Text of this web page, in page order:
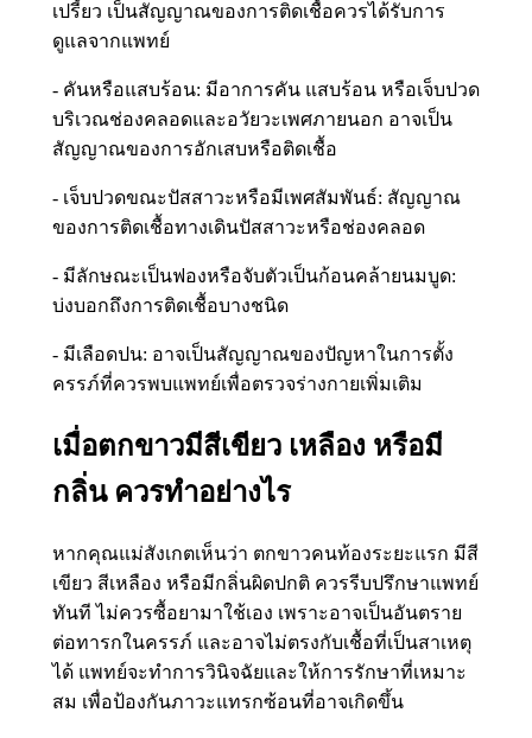
เปรี้ยว เป็นสัญญาณของการติดเชื้อควรได้รับการ
ดูแลจากแพทย์
- คันหรือแสบร้อน: มีอาการคัน แสบร้อน หรือเจ็บปวด
บริเวณช่องคลอดและอวัยวะเพศภายนอก อาจเป็น
สัญญาณของการอักเสบหรือติดเชื้อ
- เจ็บปวดขณะปัสสาวะหรือมีเพศสัมพันธ์: สัญญาณ
ของการติดเชื้อทางเดินปัสสาวะหรือช่องคลอด
- มีลักษณะเป็นฟองหรือจับตัวเป็นก้อนคล้ายนมบูด:
บ่งบอกถึงการติดเชื้อบางชนิด
- มีเลือดปน: อาจเป็นสัญญาณของปัญหาในการตั้ง
ครรภ์ที่ควรพบแพทย์เพื่อตรวจร่างกายเพิ่มเติม
เมื่อตกขาวมีสีเขียว เหลือง หรือมี
กลิ่น ควรทำอย่างไร
หากคุณแม่สังเกตเห็นว่า ตกขาวคนท้องระยะแรก มีสี
เขียว สีเหลือง หรือมีกลิ่นผิดปกติ ควรรีบปรึกษาแพทย์
ทันที ไม่ควรซื้อยามาใช้เอง เพราะอาจเป็นอันตราย
ต่อทารกในครรภ์ และอาจไม่ตรงกับเชื้อที่เป็นสาเหตุ
ได้ แพทย์จะทำการวินิจฉัยและให้การรักษาที่เหมาะ
สม เพื่อป้องกันภาวะแทรกซ้อนที่อาจเกิดขึ้น